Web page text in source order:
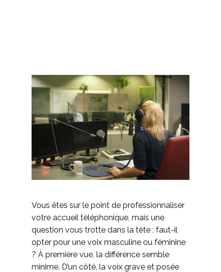
Vous êtes sur le point de professionnaliser
votre accueil téléphonique, mais une
question vous trotte dans la tête : faut-il
opter pour une voix masculine ou féminine
? À première vue, la différence semble
minime. D’un côté, la voix grave et posée